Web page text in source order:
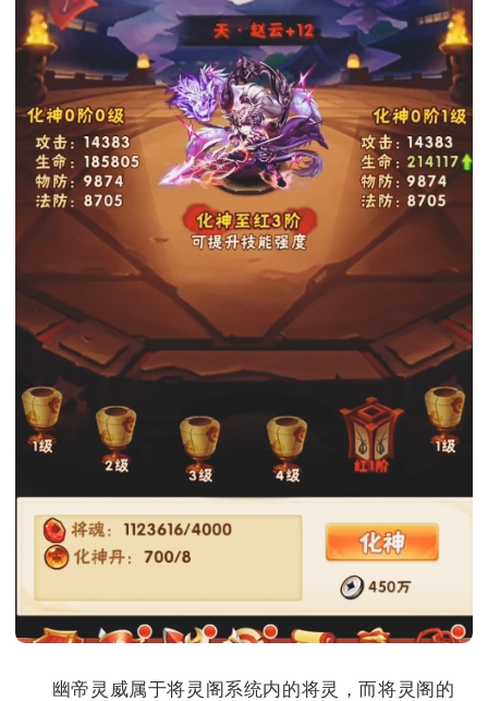
幽帝灵威属于将灵阁系统内的将灵，而将灵阁的